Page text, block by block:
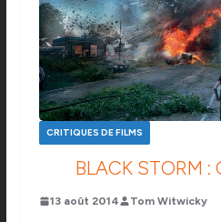
CRITIQUES DE FILMS
BLACK STORM
13 août 2014 Tom Witwicky